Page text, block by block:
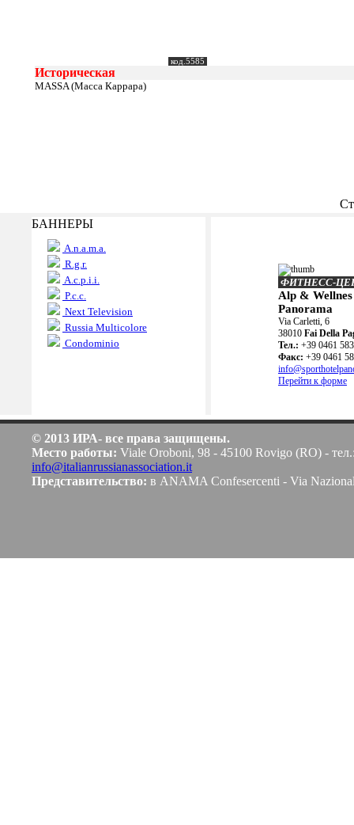
код.5585
Историческая
MASSA (Масса Каррара)
БАННЕРЫ
A.n.a.m.a.
R.g.r.
A.c.p.i.i.
P.c.c.
Next Television
Russia Multicolore
Condominio
ФИТНЕСС-
Alp &
Panorama
Via Carletti, 6
38010 Fai Della
Teл.: +39 0461
Факс: +39 0461
Перейти к форме
© 2013 ИРА- все права защищены.
Место работы: Viale Oroboni, 98 - 45100 Rovigo (RO) -
info@italianrussianassociation.it
Представительство: в ANAMA Confesercenti - Via